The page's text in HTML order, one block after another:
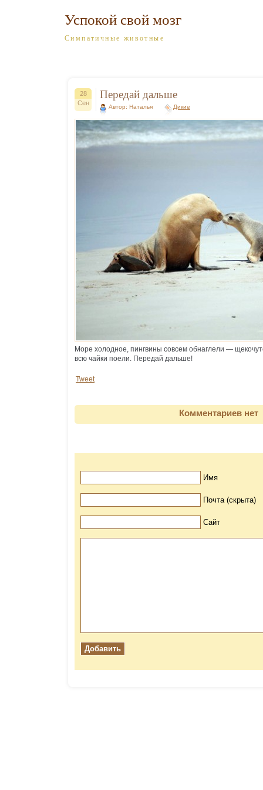
Успокой свой мозг
Симпатичные животные
28
Сен
Передай дальше
Автор: Наталья Дикие
Море холодное, пингвины совсем обнаглели —
всю чайки поели. Передай дальше!
Tweet
Комментариев нет
Имя
Почта (скрыта)
Сайт